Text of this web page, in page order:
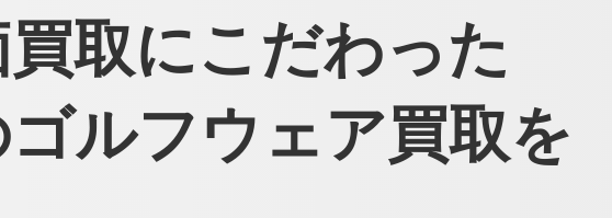
取にこだわった
ゴルフウェア買取を